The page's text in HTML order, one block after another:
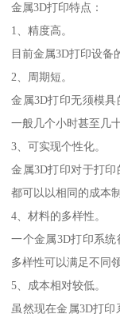
金属3D打印特点：
1、精度高。
目前金属3D打印设备
2、周期短。
金属3D打印无须模具
一般几个小时甚至几
3、可实现个性化。
金属3D打印对于打
都可以以相同的成本
4、材料的多样性。
一个金属3D打印系
多样性可以满足不同
5、成本相对较低。
虽然现在金属3D打